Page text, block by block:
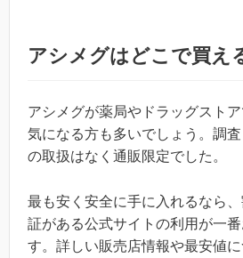
アシメグはどこで買え
アシメグが薬局やドラッグスト
気になる方も多いでしょう。調
の取扱はなく通販限定でした。
最も安く安全に手に入れるなら
証がある公式サイトの利用が一
す。詳しい販売店情報や最安値